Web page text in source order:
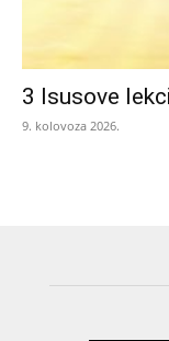
3 Isusove
9. kolovoza 2026.